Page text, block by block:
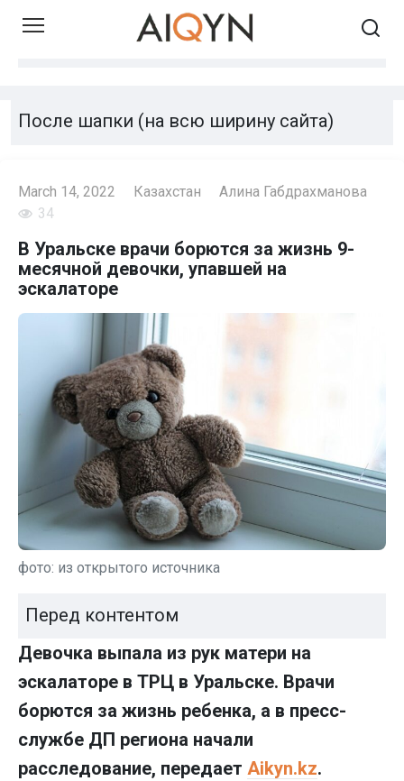
Skip
После шапки (на всю ширину сайта)
March 14, 2022 Казахстан
Алина Габдрахманова
34
В Уральске врачи борются за жизнь 9-
месячной девочки, упавшей на
эскалаторе
фото: из открытого источника
Перед контентом
Девочка выпала из рук матери на
эскалаторе в ТРЦ в Уральске. Врачи
борются за жизнь ребенка, а в пресс-
службе ДП региона начали
расследование, передает Aikyn.kz.